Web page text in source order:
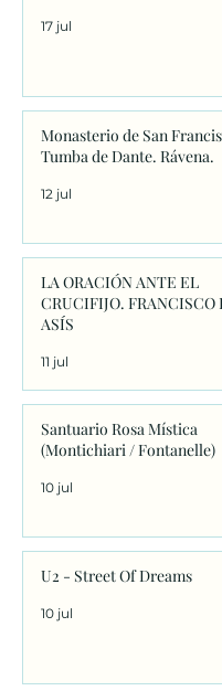
17 jul
Monasterio de San
Tumba de Dante. Rávena.
12 jul
LA ORACIÓN ANTE EL
CRUCIFIJO. FRANCISCO
ASÍS
11 jul
Santuario Rosa Mística
(Montichiari / Fontanelle)
10 jul
U2 - Street Of Dreams
10 jul